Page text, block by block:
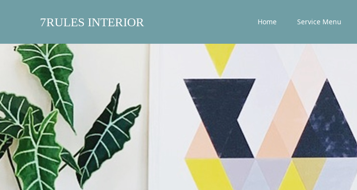
7RULES INTERIOR Home Service Menu